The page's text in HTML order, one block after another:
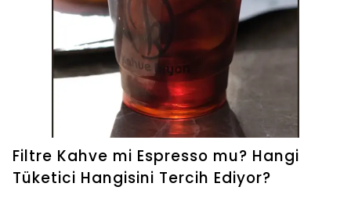
Filtre Kahve mi Espresso mu? Hangi
Tüketici Hangisini Tercih Ediyor?